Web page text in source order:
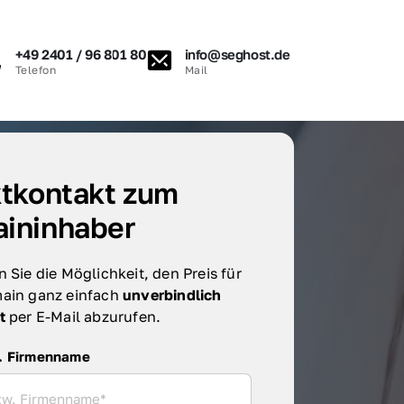
+49 2401 / 96 801 80
Telefon
info@seghost.de
Mail
zum
Sie die Möglichkeit, den Preis für
ganz einfach
per E-Mail abzurufen.
Firmenname